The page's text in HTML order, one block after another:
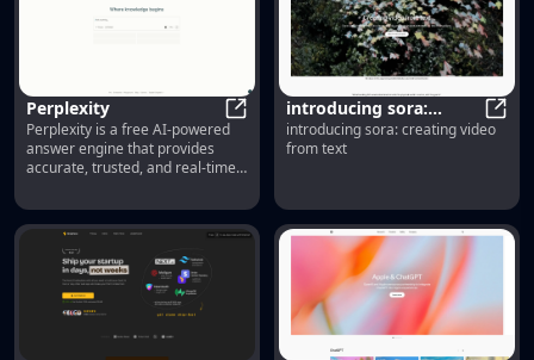
Perplexity
Perplexity
Perplexity is a free AI-powered
answer engine that provides
accurate, trusted, and real-time
introducing sora:
creating video from
text
introducing sora: creating video
from text